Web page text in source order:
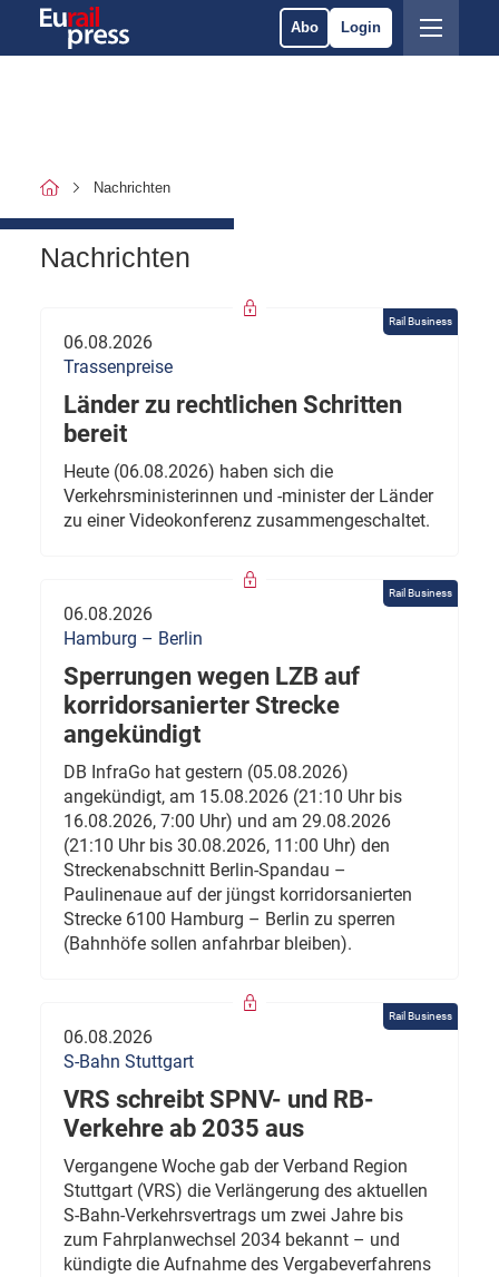
Abo Login
Nachrichten
Nachrichten
Rail Business
06.08.2026
Trassenpreise
Länder zu rechtlichen Schritten
bereit
Heute (06.08.2026) haben sich die
Verkehrsministerinnen und -minister der Länder
zu einer Videokonferenz zusammengeschaltet.
Rail Business
06.08.2026
Hamburg – Berlin
Sperrungen wegen LZB auf
korridorsanierter Strecke
angekündigt
DB InfraGo hat gestern (05.08.2026)
angekündigt, am 15.08.2026 (21:10 Uhr bis
16.08.2026, 7:00 Uhr) und am 29.08.2026
(21:10 Uhr bis 30.08.2026, 11:00 Uhr) den
Streckenabschnitt Berlin-Spandau –
Paulinenaue auf der jüngst korridorsanierten
Strecke 6100 Hamburg – Berlin zu sperren
(Bahnhöfe sollen anfahrbar bleiben).
Rail Business
06.08.2026
S-Bahn Stuttgart
VRS schreibt SPNV- und RB-
Verkehre ab 2035 aus
Vergangene Woche gab der Verband Region
Stuttgart (VRS) die Verlängerung des aktuellen
S-Bahn-Verkehrsvertrags um zwei Jahre bis
zum Fahrplanwechsel 2034 bekannt – und
kündigte die Aufnahme des Vergabeverfahrens